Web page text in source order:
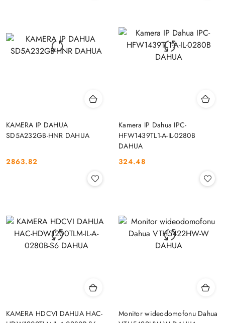
KAMERA IP DAHUA
SD5A232GB-HNR DAHUA
Cena:
2863.82
Kamera IP Dahua IPC-
HFW1439TL1-A-IL-0280B
DAHUA
Cena:
324.48
KAMERA HDCVI DAHUA HAC-
Monitor wideodomofonu Dahua